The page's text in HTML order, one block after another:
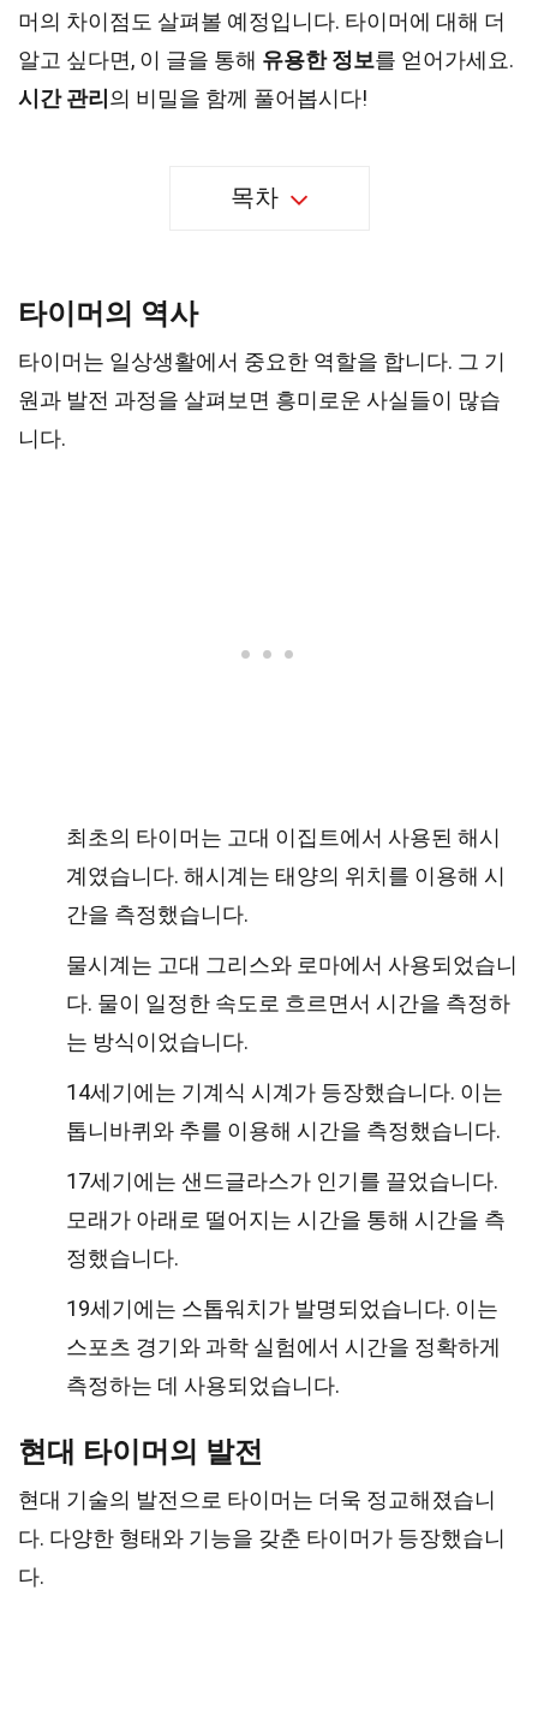
머의 차이점도 살펴볼 예정입니다. 타이머에 대해 더
알고 싶다면, 이 글을 통해 유용한 정보를 얻어가세요.
시간 관리 의 비밀을 함께 풀어봅시다!
목차
타이머의 역사
타이머는 일상생활에서 중요한 역할을 합니다. 그 기
원과 발전 과정을 살펴보면 흥미로운 사실들이 많습
니다.
최초의 타이머는 고대 이집트에서 사용된 해시
계였습니다. 해시계는 태양의 위치를 이용해 시
간을 측정했습니다.
물시계는 고대 그리스와 로마에서 사용되었습니
다. 물이 일정한 속도로 흐르면서 시간을 측정하
는 방식이었습니다.
14세기에는 기계식 시계가 등장했습니다. 이는
톱니바퀴와 추를 이용해 시간을 측정했습니다.
17세기에는 샌드글라스가 인기를 끌었습니다.
모래가 아래로 떨어지는 시간을 통해 시간을 측
정했습니다.
19세기에는 스톱워치가 발명되었습니다. 이는
스포츠 경기와 과학 실험에서 시간을 정확하게
측정하는 데 사용되었습니다.
현대 타이머의 발전
현대 기술의 발전으로 타이머는 더욱 정교해졌습니
다. 다양한 형태와 기능을 갖춘 타이머가 등장했습니
다.